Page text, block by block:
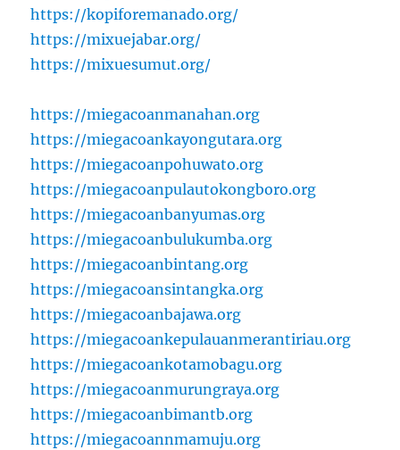
https://kopiforemanado.org/
https://mixuejabar.org/
https://mixuesumut.org/
https://miegacoanmanahan.org
https://miegacoankayongutara.org
https://miegacoanpohuwato.org
https://miegacoanpulautokongboro.org
https://miegacoanbanyumas.org
https://miegacoanbulukumba.org
https://miegacoanbintang.org
https://miegacoansintangka.org
https://miegacoanbajawa.org
https://miegacoankepulauanmerantiriau.org
https://miegacoankotamobagu.org
https://miegacoanmurungraya.org
https://miegacoanbimantb.org
https://miegacoannmamuju.org